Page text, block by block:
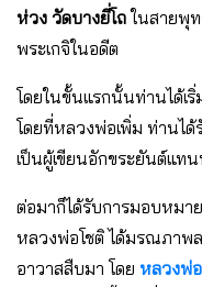
ห่วง วัดบางยี่โถในสายพุ
พระเกจิในอดีต
โดยในขั้นแรกนั้นท่านได้เริ่
โดยที่หลวงพ่อเพิ่ม ท่านได้
เป็นผู้เขียนอักขระยันต์แท
ต่อมาก็ได้รับการมอบหมา
หลวงพ่อโชติ ได้มรณภาพ
อาวาสสืบมา โดย หลวงพ่